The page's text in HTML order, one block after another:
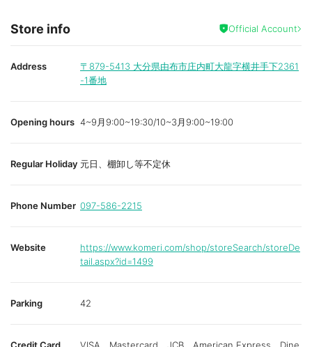
Store info Official Account
Address 〒879-5413 大分県由布市庄内町大龍字横井手下2361
-1番地
Opening hours 4~9月9:00~19:30/10~3月9:00~19:00
Regular Holiday 元日、棚卸し等不定休
Phone Number 097-586-2215
Website
https://www.komeri.com/shop/storeSearch/storeDe
tail.aspx?id=1499
Parking 42
Credit Card
VISA、Mastercard、JCB、American Express、Dine